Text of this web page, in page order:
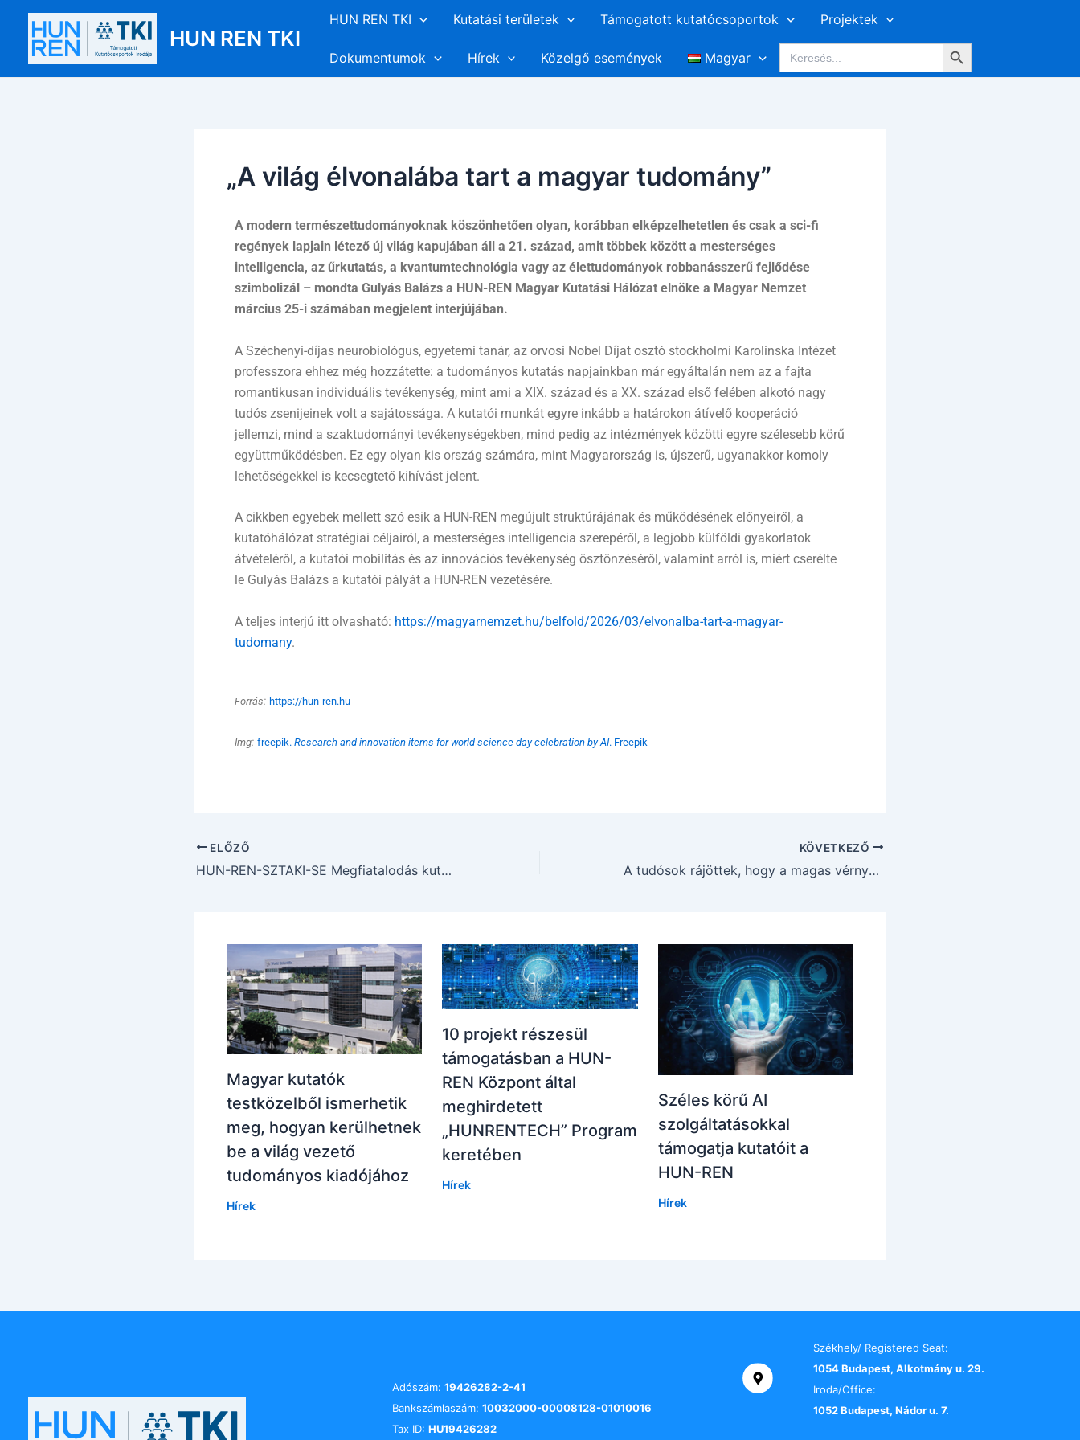
content
HUN REN TKI
HUN REN TKI Kutatási területek Támogatott kutatócsoportok Projektek
Dokumentumok Hírek Közelgő események Magyar
Search
for:
Search Button
„A világ élvonalába tart a magyar tudomány”
A modern természettudományoknak köszönhetően olyan, korábban elképzelhetetlen és csak a sci-fi
regények lapjain létező új világ kapujában áll a 21. század, amit többek között a mesterséges
intelligencia, az űrkutatás, a kvantumtechnológia vagy az élettudományok robbanásszerű fejlődése
szimbolizál – mondta Gulyás Balázs a HUN-REN Magyar Kutatási Hálózat elnöke a Magyar Nemzet
március 25-i számában megjelent interjújában.
A Széchenyi-díjas neurobiológus, egyetemi tanár, az orvosi Nobel Díjat osztó stockholmi Karolinska Intézet
professzora ehhez még hozzátette: a tudományos kutatás napjainkban már egyáltalán nem az a fajta
romantikusan individuális tevékenység, mint ami a XIX. század és a XX. század első felében alkotó nagy
tudós zsenijeinek volt a sajátossága. A kutatói munkát egyre inkább a határokon átívelő kooperáció
jellemzi, mind a szaktudományi tevékenységekben, mind pedig az intézmények közötti egyre szélesebb körű
együttműködésben. Ez egy olyan kis ország számára, mint Magyarország is, újszerű, ugyanakkor komoly
lehetőségekkel is kecsegtető kihívást jelent.
A cikkben egyebek mellett szó esik a HUN-REN megújult struktúrájának és működésének előnyeiről, a
kutatóhálózat stratégiai céljairól, a mesterséges intelligencia szerepéről, a legjobb külföldi gyakorlatok
átvételéről, a kutatói mobilitás és az innovációs tevékenység ösztönzéséről, valamint arról is, miért cserélte
le Gulyás Balázs a kutatói pályát a HUN-REN vezetésére.
A teljes interjú itt olvasható: https://magyarnemzet.hu/belfold/2026/03/elvonalba-tart-a-magyar-
tudomany.
Forrás: https://hun-ren.hu
Img: freepik. Research and innovation items for world science day celebration by AI. Freepik
navigation
ELŐZŐ
HUN-REN-SZTAKI-SE Megfiatalodás kutatócsoport
KÖVETKEZŐ
A tudósok rájöttek, hogy a magas vérnyomást egy agyi parancs válthatja ki
Magyar kutatók
testközelből ismerhetik
meg, hogyan kerülhetnek
be a világ vezető
tudományos kiadójához
Hírek
10 projekt részesül
támogatásban a HUN-
REN Központ által
meghirdetett
„HUNRENTECH” Program
keretében
Hírek
Széles körű AI
szolgáltatásokkal
támogatja kutatóit a
HUN-REN
Hírek
Adószám: 19426282-2-41
Bankszámlaszám: 10032000-00008128-01010016
Tax ID: HU19426282
Székhely/ Registered Seat:
1054 Budapest, Alkotmány u. 29.
Iroda/Office:
1052 Budapest, Nádor u. 7.